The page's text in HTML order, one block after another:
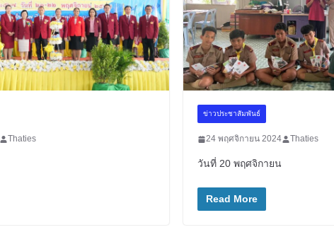
Thaties
ข่าวประชาสัมพันธ์
24 พฤศจิกายน 2024 Thaties
วันที่ 20 พฤศจิกายน
Read More